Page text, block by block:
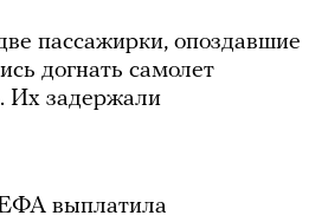
пассажирки, опоздавшие
догнать самолет
Их задержали
выплатила